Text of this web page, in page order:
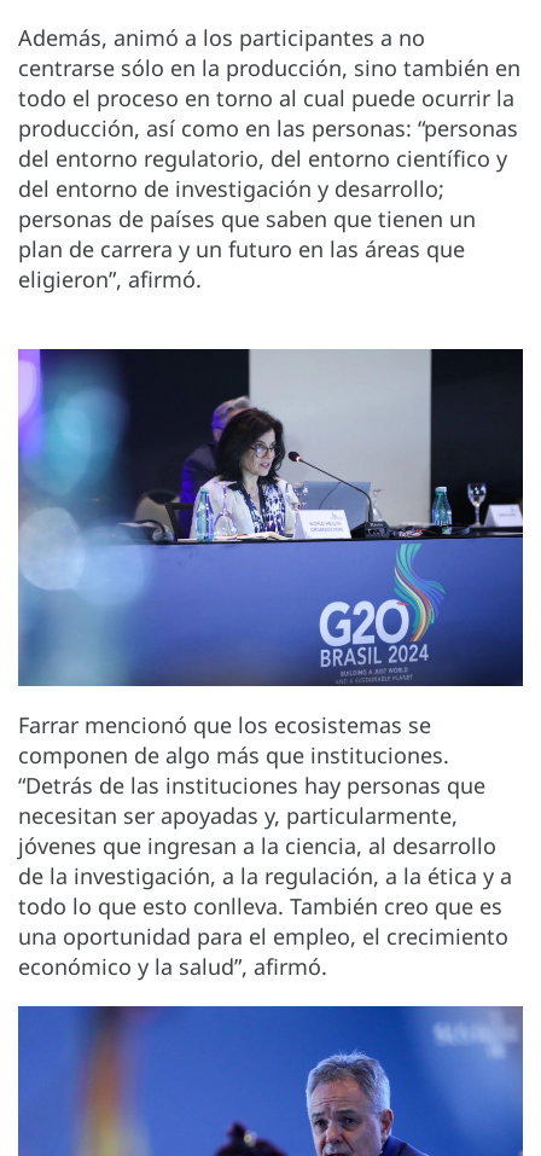
Además, animó a los participantes a no
centrarse sólo en la producción, sino también en
todo el proceso en torno al cual puede ocurrir la
producción, así como en las personas: “personas
del entorno regulatorio, del entorno científico y
del entorno de investigación y desarrollo;
personas de países que saben que tienen un
plan de carrera y un futuro en las áreas que
eligieron”, afirmó.
Farrar mencionó que los ecosistemas se
componen de algo más que instituciones.
“Detrás de las instituciones hay personas que
necesitan ser apoyadas y, particularmente,
jóvenes que ingresan a la ciencia, al desarrollo
de la investigación, a la regulación, a la ética y a
todo lo que esto conlleva. También creo que es
una oportunidad para el empleo, el crecimiento
económico y la salud”, afirmó.